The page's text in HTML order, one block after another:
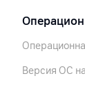
Версия ОС